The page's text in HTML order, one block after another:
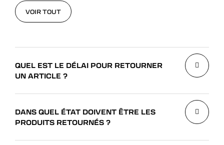
VOIR TOUT
QUEL EST LE DÉLAI POUR RETOURNER
UN ARTICLE ?
DANS QUEL ÉTAT DOIVENT ÊTRE LES
PRODUITS RETOURNÉS ?